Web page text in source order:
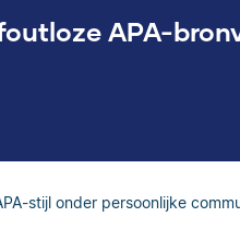
APA-
stijl onder persoonlijke